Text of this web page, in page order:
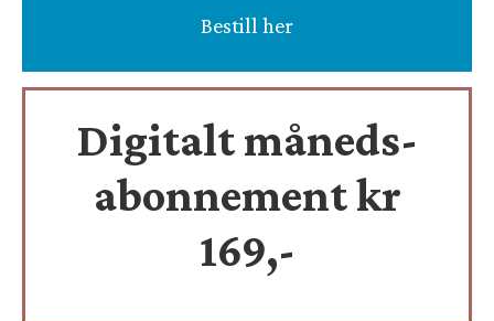
Bestill her
Digitalt måneds-
abonnement kr
169,-